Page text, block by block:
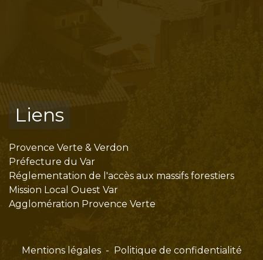
Liens
Provence Verte & Verdon
Préfecture du Var
Réglementation de l'accès aux massifs forestiers
Mission Local Ouest Var
Agglomération Provence Verte
Mentions légales - Politique de confidentialité